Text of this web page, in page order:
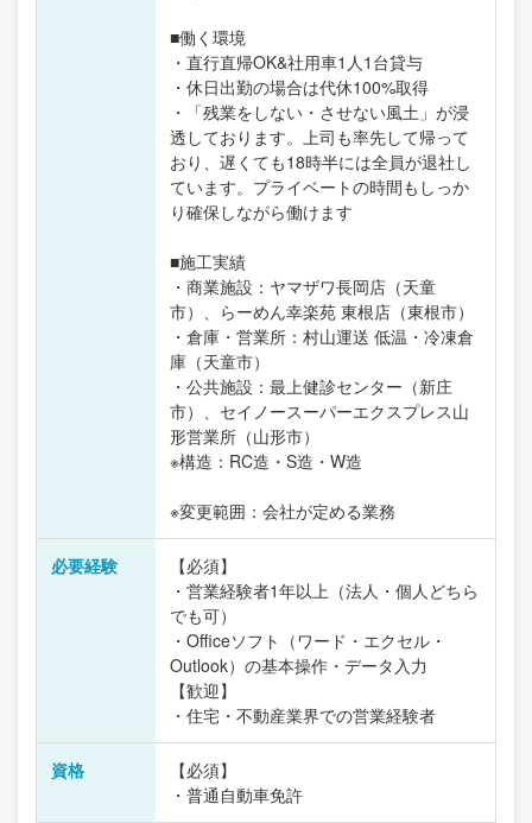
■働く環境
・直行直帰OK&社用車1人1台貸与
・休日出勤の場合は代休100%取得
・「残業をしない・させない風土」が浸
透しております。上司も率先して帰って
おり、遅くても18時半には全員が退社し
ています。プライベートの時間もしっか
り確保しながら働けます
■施工実績
・商業施設：ヤマザワ長岡店（天童
市）、らーめん幸楽苑 東根店（東根市）
・倉庫・営業所：村山運送 低温・冷凍倉
庫（天童市）
・公共施設：最上健診センター（新庄
市）、セイノースーパーエクスプレス山
形営業所（山形市）
※構造：RC造・S造・W造
※変更範囲：会社が定める業務
必要経験
【必須】
・営業経験者1年以上（法人・個人どちら
でも可）
・Officeソフト（ワード・エクセル・
Outlook）の基本操作・データ入力
【歓迎】
・住宅・不動産業界での営業経験者
資格
【必須】
・普通自動車免許